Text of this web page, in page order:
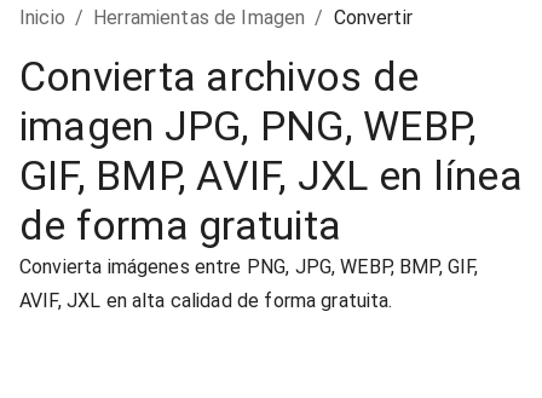
Inicio / Herramientas de Imagen / Convertir
Convierta archivos de
imagen JPG, PNG, WEBP,
GIF, BMP, AVIF, JXL en línea
de forma gratuita
Convierta imágenes entre PNG, JPG, WEBP, BMP, GIF,
AVIF, JXL en alta calidad de forma gratuita.